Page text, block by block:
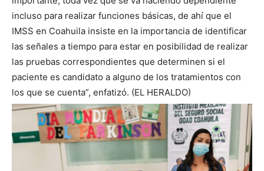
incluso para realizar funciones básicas, de ahí que el
IMSS en Coahuila insiste en la importancia de identificar
las señales a tiempo para estar en posibilidad de realizar
las pruebas correspondientes que determinen si el
paciente es candidato a alguno de los tratamientos con
los que se cuenta”, enfatizó. (EL HERALDO)